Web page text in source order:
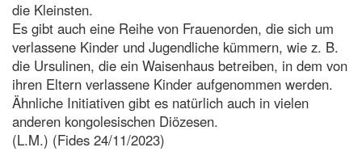
die Kleinsten.
Es gibt auch eine Reihe von Frauenorden, die sich um
verlassene Kinder und Jugendliche kümmern, wie z. B.
die Ursulinen, die ein Waisenhaus betreiben, in dem von
ihren Eltern verlassene Kinder aufgenommen werden.
Ähnliche Initiativen gibt es natürlich auch in vielen
anderen kongolesischen Diözesen.
(L.M.) (Fides 24/11/2023)